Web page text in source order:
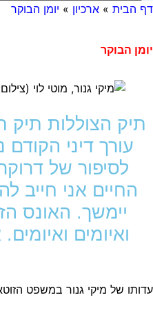
דף הבית » ארכיון » יומן הבוקר
יומן הבוקר
עורך דיני
לסיפור של
החיים אני חייב
יימשך. האונס
ואיומים
עדותו של מיקי גנור במשפט